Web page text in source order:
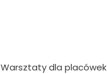
Warsztaty dla placówek